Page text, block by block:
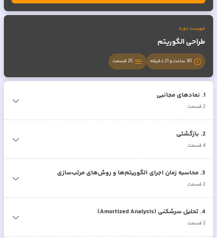
فهرست دوره
طراحی الگوریتم
30 ساعت و 21 دقیقه 25قسمت
1
. نمادهای مجانبی
2قسمت
2
. بازگشتی
4قسمت
3
. محاسبه زمان اجرای الگوریتم‌ها و روش‌های مرتب‌سازی
2قسمت
4
. تحلیل سرشکنی (Amortized Analysis)
2قسمت